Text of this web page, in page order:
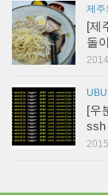
제주
[제
돌
[우
ssh